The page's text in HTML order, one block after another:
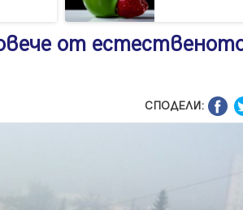
от
СПОДЕЛИ: